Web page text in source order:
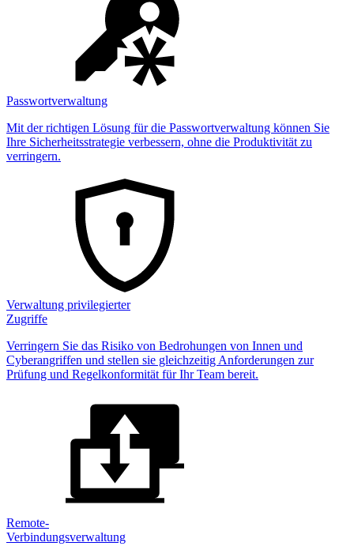
Passwortverwaltung
Mit der richtigen Lösung für die Passwortverwaltung können Sie
Ihre Sicherheitsstrategie verbessern, ohne die Produktivität zu
verringern.
Verwaltung privilegierter
Zugriffe
Verringern Sie das Risiko von Bedrohungen von Innen und
Cyberangriffen und stellen sie gleichzeitig Anforderungen zur
Prüfung und Regelkonformität für Ihr Team bereit.
Remote-
Verbindungsverwaltung